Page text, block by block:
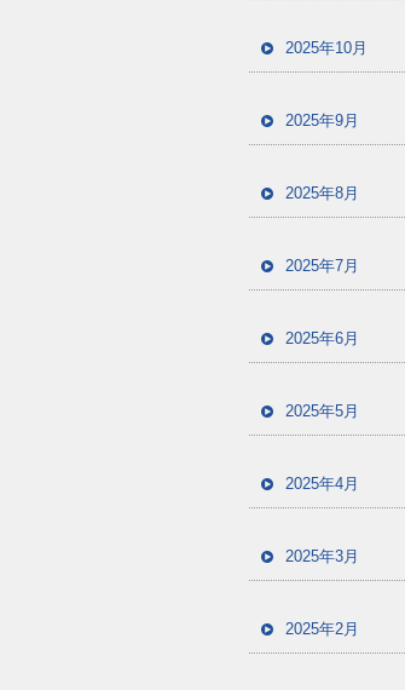
2025年10月
2025年9月
2025年8月
2025年7月
2025年6月
2025年5月
2025年4月
2025年3月
2025年2月